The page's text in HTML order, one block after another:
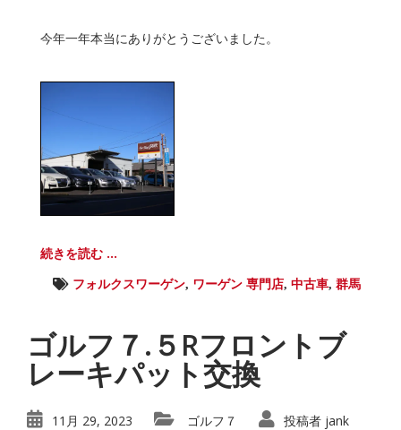
今年一年本当にありがとうございました。
続きを読む ...
フォルクスワーゲン, ワーゲン 専門店, 中古車, 群馬
ゴルフ７.５Rフロントブ
レーキパット交換
11月 29, 2023 ゴルフ７ 投稿者 jank